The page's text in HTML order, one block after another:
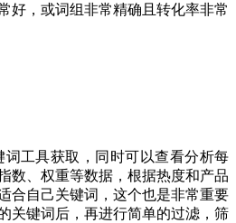
好，或词组非常精确且转化率非常
工具获取，同时可以查看分析每
数、权重等数据，根据热度和产品
合自己关键词，这个也是非常重要
关键词后，再进行简单的过滤，筛